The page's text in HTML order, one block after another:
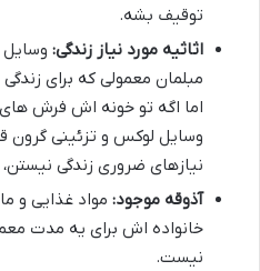
توقیف بشه.
اثاثیه مورد نیاز زندگی: وسایل
مبلمان معمولی که برای
اما اگه تو خونه اش فرش
وسایل لوکس و تزئینی گرون
نیازهای ضروری زندگی
آذوقه موجود: مواد غذایی و
خانواده اش برای یه مدت
نیست.